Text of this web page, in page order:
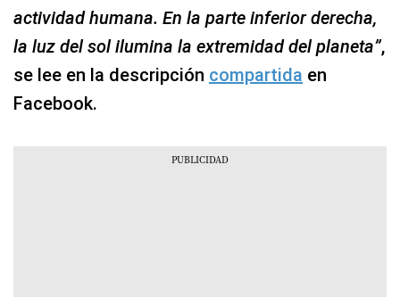
actividad humana. En la parte inferior derecha,
la luz del sol ilumina la extremidad del planeta”,
se lee en la descripción compartida en
Facebook.